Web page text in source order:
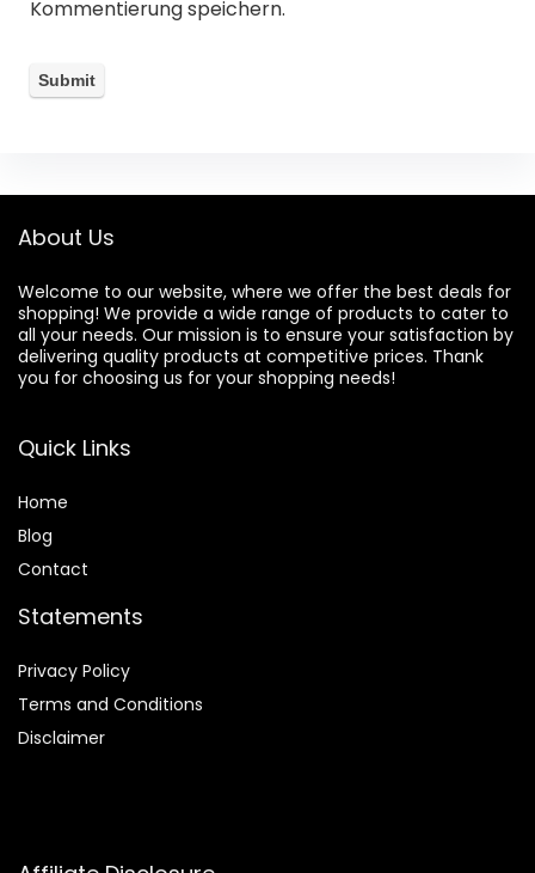
Kommentierung speichern.
About Us
Welcome to our website, where we offer the best deals for
shopping! We provide a wide range of products to cater to
all your needs. Our mission is to ensure your satisfaction by
delivering quality products at competitive prices. Thank
you for choosing us for your shopping needs!
Quick Links
Home
Blog
Contact
Statements
Privacy Policy
Terms and Conditions
Disclaimer